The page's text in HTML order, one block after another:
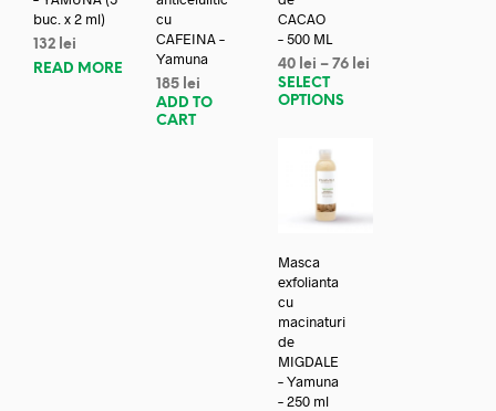
buc. x 2 ml)
132 lei
READ MORE
cu
CAFEINA –
Yamuna
185 lei
ADD TO
CART
CACAO
– 500 ML
40 lei –76 lei
SELECT
OPTIONS
Masca
exfolianta
cu
macinaturi
de
MIGDALE
– Yamuna
– 250 ml